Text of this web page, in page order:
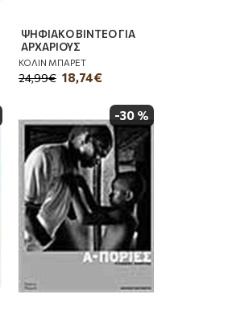
ΨΗΦΙΑΚΟ ΒΙΝΤΕΟ ΓΙΑ
ΑΡΧΑΡΙΟΥΣ
ΚΟΛΙΝ ΜΠΑΡΕΤ
18,74€
24,99€
-30 %